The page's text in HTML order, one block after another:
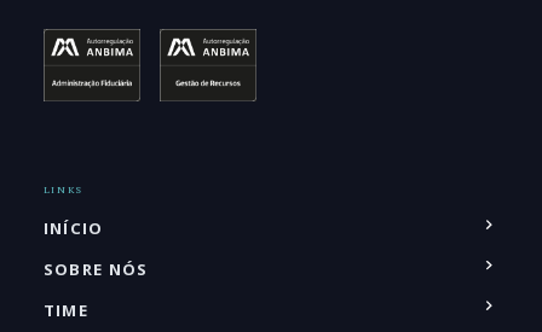
LINKS
INÍCIO
SOBRE NÓS
TIME